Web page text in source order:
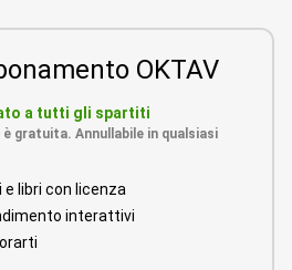
OKTAV
a tutti gli spartiti
gratuita. Annullabile in qualsiasi
libri con licenza
interattivi